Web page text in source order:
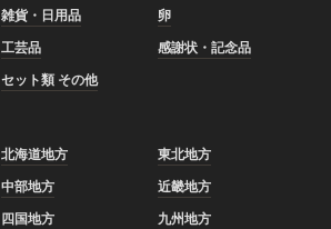
雑貨・日用品
卵
工芸品
感謝状・記念品
セット類 その他
北海道地方
東北地方
中部地方
近畿地方
四国地方 九州地方